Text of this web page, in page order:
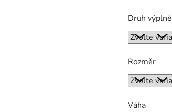
Druh výplně
Rozměr
Váha